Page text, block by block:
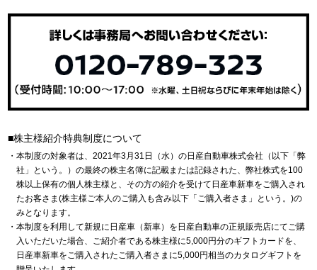
■株主様紹介特典制度について
・本制度の対象者は、2021年3月31日（水）の日産自動車株式会社（以下「弊
社」という。）の最終の株主名簿に記載または記録された、弊社株式を100
株以上保有の個人株主様と、その方の紹介を受けて日産車新車をご購入され
たお客さま(株主様ご本人のご購入も含み以下「ご購入者さま」という。)の
みとなります。
・本制度を利用して新規に日産車（新車）を日産自動車の正規販売店にてご購
入いただいた場合、ご紹介者である株主様に5,000円分のギフトカードを、
日産車新車をご購入されたご購入者さまに5,000円相当のカタログギフトを